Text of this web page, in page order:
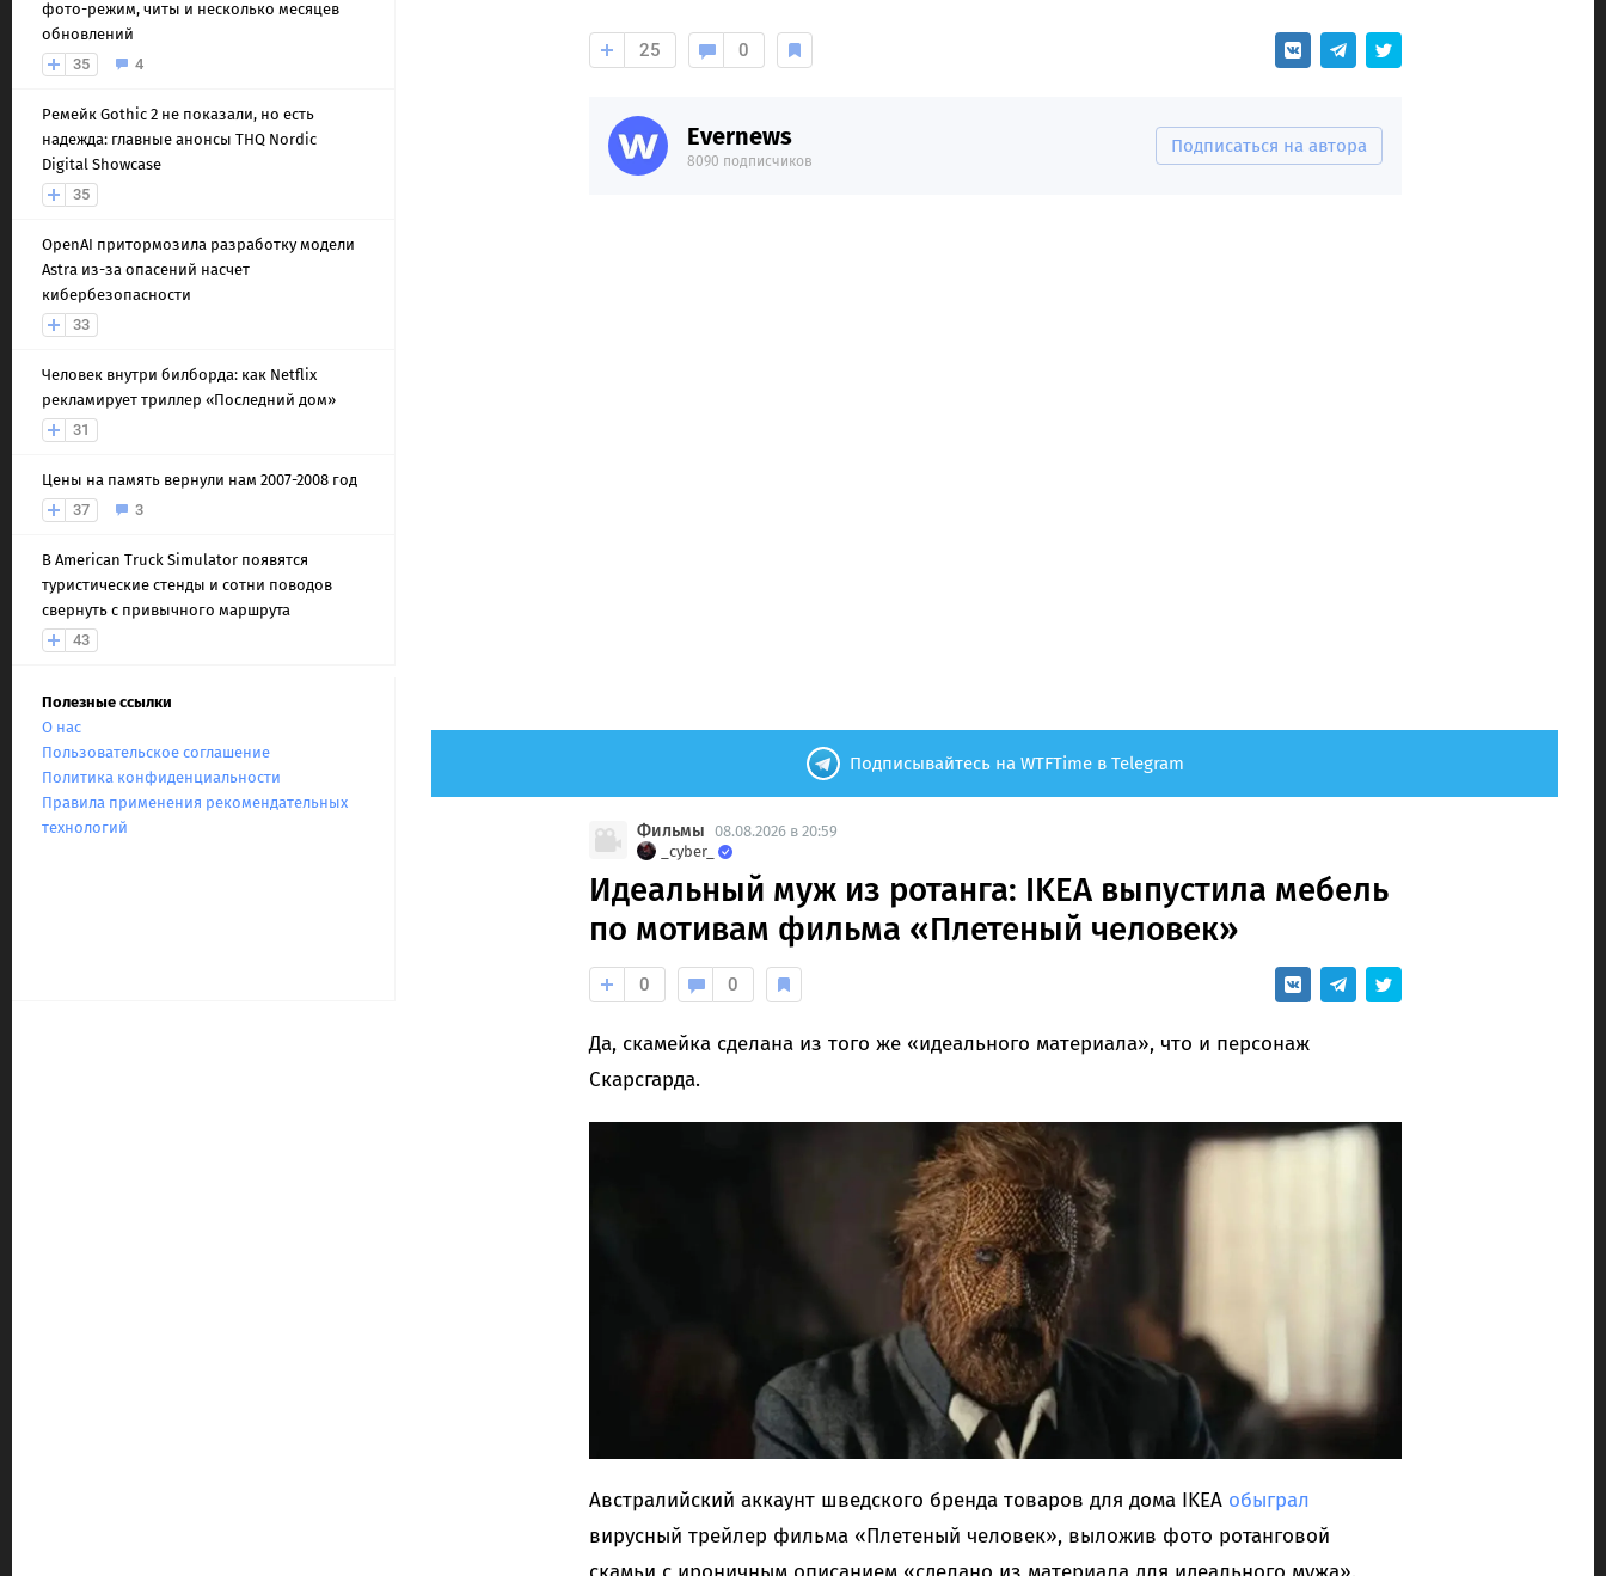
фото-режим, читы и несколько месяцев
обновлений
35
4
Ремейк Gothic 2 не показали, но есть
надежда: главные анонсы THQ Nordic
Digital Showcase
35
OpenAI притормозила разработку модели
Astra из-за опасений насчет
кибербезопасности
33
Человек внутри билборда: как Netflix
рекламирует триллер «Последний дом»
31
Цены на память вернули нам 2007-2008 год
37
3
В American Truck Simulator появятся
туристические стенды и сотни поводов
свернуть с привычного маршрута
43
Полезные ссылки
О нас
Пользовательское соглашение
Политика конфиденциальности
Правила применения рекомендательных
технологий
25 0
Evernews
8090 подписчиков
Подписаться на автора
Подписывайтесь на WTFTime в Telegram
Фильмы 08.08.2026 в 20:59
_cyber_
Идеальный муж из ротанга: IKEA выпустила мебель
по мотивам фильма «Плетеный человек»
0 0
Да, скамейка сделана из того же «идеального материала», что и персонаж
Скарсгарда.
Австралийский аккаунт шведского бренда товаров для дома IKEA обыграл
вирусный трейлер фильма «Плетеный человек», выложив фото ротанговой